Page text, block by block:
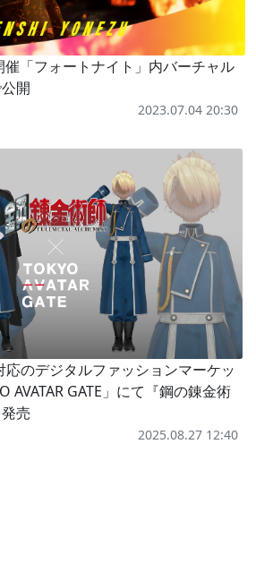
「フォートナイト」内バーチャル
開
2023.07.04 20:30
応のデジタルファッションマーケッ
AVATAR GATE」にて『鋼の錬金術
売
2025.08.27 12:40